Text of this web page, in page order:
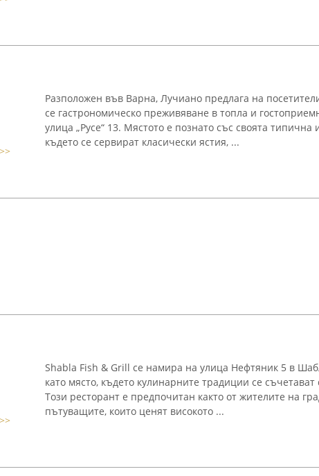
Разположен във Варна, Лучиано предлага на
се гастрономическо преживяване в топла и
улица „Русе“ 13. Мястото е познато със своята типична
където се сервират класически ястия, ...
Shabla Fish & Grill се намира на улица Нефтяник 5 в
като място, където кулинарните традиции се съчетават
Този ресторант е предпочитан както от жителите на
пътуващите, които ценят високото ...